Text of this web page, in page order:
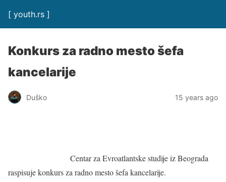
[ youth.rs ]
Konkurs za radno mesto šefa
kancelarije
Duško 15 years ago
Centar za Evroatlantske studije iz Beograda
raspisuje konkurs za radno mesto šefa kancelarije.